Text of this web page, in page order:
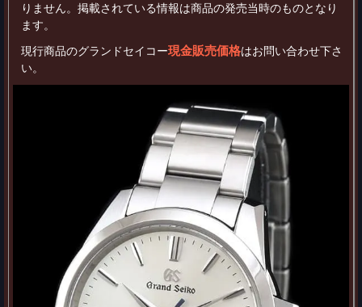
りません。掲載されている情報は商品の発売当時のものとなり
ます。
現行商品のグランドセイコー現金販売価格はお問い合わせ下さ
い。